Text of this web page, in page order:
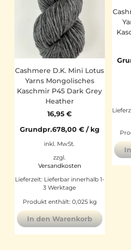
Cashmere D.K. Mini Lotus
Yarns Mongolisches
Kaschmir P45 Dark Grey
Heather
16,95€
Grundpr.678,00 €/ kg
inkl. MwSt.
zzgl.
Versandkosten
Lieferzeit: Lieferbar innerhalb 1-
3 Werktage
Produkt enthält: 0,025 kg
In den Warenkorb